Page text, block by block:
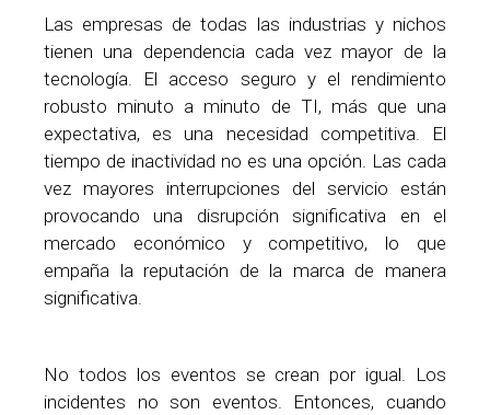
Las empresas de todas las industrias y nichos
tienen una dependencia cada vez mayor de la
tecnología. El acceso seguro y el rendimiento
robusto minuto a minuto de TI, más que una
expectativa, es una necesidad competitiva. El
tiempo de inactividad no es una opción. Las cada
vez mayores interrupciones del servicio están
provocando una disrupción significativa en el
mercado económico y competitivo, lo que
empaña la reputación de la marca de manera
significativa.
No todos los eventos se crean por igual. Los
incidentes no son eventos. Entonces, cuando